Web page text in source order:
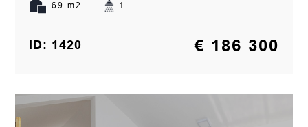
69 m2 1
ID: 1420 € 186 300